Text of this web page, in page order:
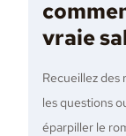
vraie
Recueillez des
les questions
éparpiller le